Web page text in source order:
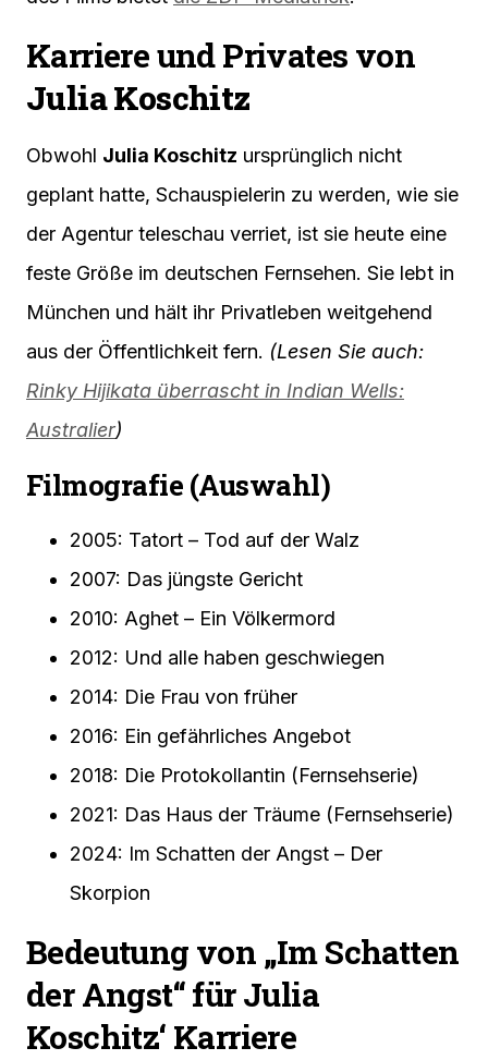
Karriere und Privates von
Julia Koschitz
Obwohl Julia Koschitz ursprünglich nicht
geplant hatte, Schauspielerin zu werden, wie sie
der Agentur teleschau verriet, ist sie heute eine
feste Größe im deutschen Fernsehen. Sie lebt in
München und hält ihr Privatleben weitgehend
aus der Öffentlichkeit fern. (Lesen Sie auch:
Rinky Hijikata überrascht in Indian Wells:
Australier)
Filmografie (Auswahl)
2005: Tatort – Tod auf der Walz
2007: Das jüngste Gericht
2010: Aghet – Ein Völkermord
2012: Und alle haben geschwiegen
2014: Die Frau von früher
2016: Ein gefährliches Angebot
2018: Die Protokollantin (Fernsehserie)
2021: Das Haus der Träume (Fernsehserie)
2024: Im Schatten der Angst – Der
Skorpion
Bedeutung von „Im Schatten
der Angst“ für Julia
Koschitz‘ Karriere